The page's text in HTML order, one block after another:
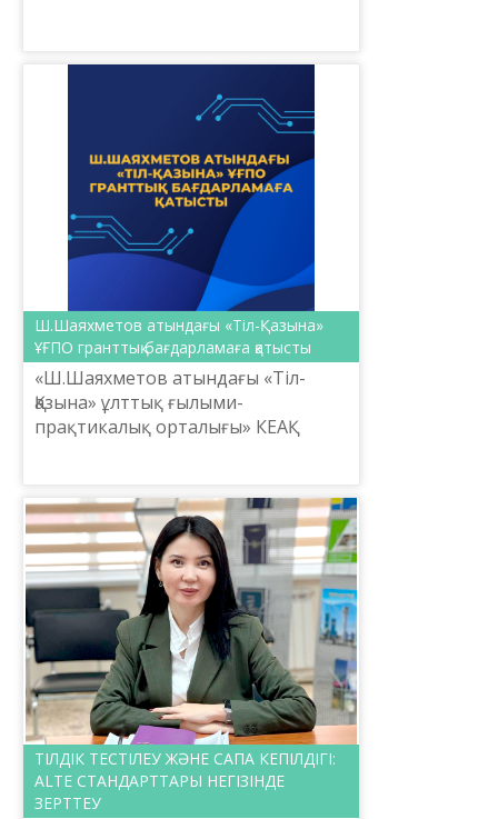
өтті.
Ш.Шаяхметов атындағы «Тіл-Қазына»
ҰҒПО гранттық бағдарламаға қатысты
«Ш.Шаяхметов атындағы «Тіл-
Қазына» ұлттық ғылыми-
прақтикалық орталығы» КЕАҚ
тапсырмасын орындаушы
мекеменің бірі ретінде,...
ТІЛДІК ТЕСТІЛЕУ ЖӘНЕ САПА КЕПІЛДІГІ:
ALTE СТАНДАРТТАРЫ НЕГІЗІНДЕ
ЗЕРТТЕУ